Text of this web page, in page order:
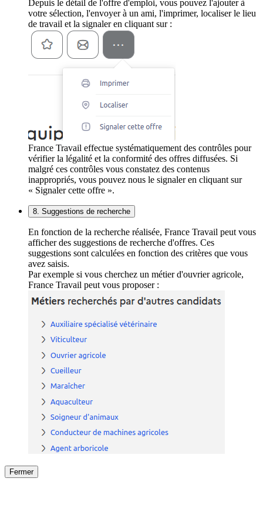
Depuis le détail de l'offre d'emploi, vous pouvez l'ajouter à
votre sélection, l'envoyer à un ami, l'imprimer, localiser le lieu
de travail et la signaler en cliquant sur :
France Travail effectue systématiquement des contrôles pour
vérifier la légalité et la conformité des offres diffusées. Si
malgré ces contrôles vous constatez des contenus
inappropriés, vous pouvez nous le signaler en cliquant sur
« Signaler cette offre ».
8. Suggestions de recherche
En fonction de la recherche réalisée, France Travail peut vous
afficher des suggestions de recherche d'offres. Ces
suggestions sont calculées en fonction des critères que vous
avez saisis.
Par exemple si vous cherchez un métier d'ouvrier agricole,
France Travail peut vous proposer :
Fermer